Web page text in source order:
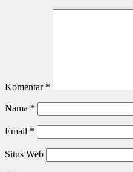
Komentar *
Nama *
Email *
Situs Web